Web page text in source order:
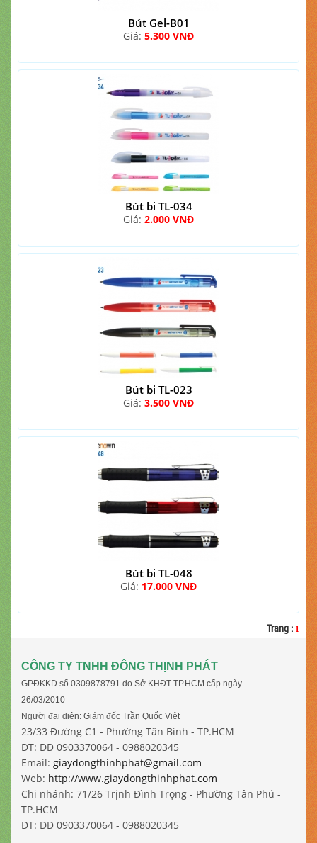
Bút Gel-B01
Giá: 5.300 VNĐ
Bút bi TL-034
Giá: 2.000 VNĐ
Bút bi TL-023
Giá: 3.500 VNĐ
Bút bi TL-048
Giá: 17.000 VNĐ
Trang : 1
CÔNG TY TNHH ĐÔNG THỊNH PHÁT
GPĐKKD số 0309878791 do Sở KHĐT TP.HCM cấp ngày
26/03/2010
Người đại diện: Giám đốc Trần Quốc Việt
23/33 Đường C1 - Phường Tân Bình - TP.HCM
ĐT: DĐ 0903370064 - 0988020345
Email: giaydongthinhphat@gmail.com
Web: http://www.giaydongthinhphat.com
Chi nhánh: 71/26 Trịnh Đình Trọng - Phường Tân Phú -
TP.HCM
ĐT: DĐ 0903370064 - 0988020345